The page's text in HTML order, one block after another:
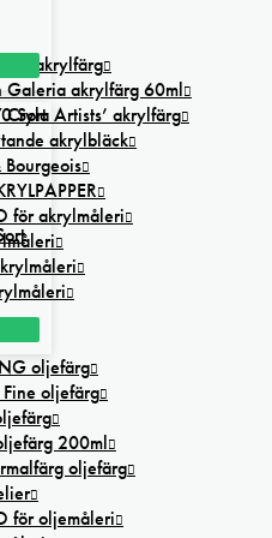
akrylfärg
Galeria akrylfärg 60ml
Cryla Artists’ akrylfärg
akrylbläck
Bourgeois
för akrylmåleri
oljefärg
Fine oljefärg
200ml
oljefärg
för oljemåleri